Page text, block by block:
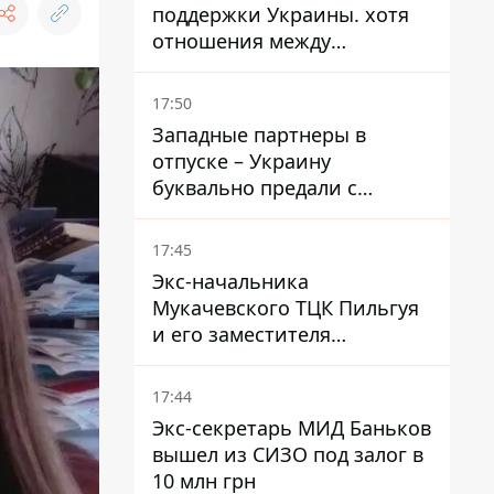
поддержки Украины. хотя
отношения между
Зеленским и Трампом
недавно улучшались - The
17:50
Западные партнеры в
отпуске – Украину
буквально предали с
ракетами к Patriot – эксперт
Мусиенко
17:45
Экс-начальника
Мукачевского ТЦК Пильгуя
и его заместителя
отправили в СИЗО без
права залога – журналист
17:44
Экс-секретарь МИД Баньков
вышел из СИЗО под залог в
10 млн грн